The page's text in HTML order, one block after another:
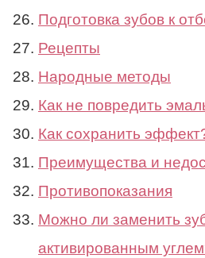
Подготовка зубов к
Рецепты
Народные методы
Как не повредить
Как сохранить
Преимущества и
Противопоказания
Можно ли заменить
активированным